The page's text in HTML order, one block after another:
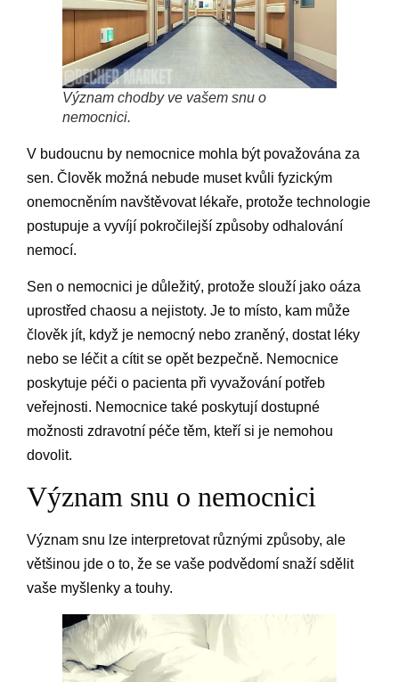
Význam chodby ve vašem snu o
nemocnici.
V budoucnu by nemocnice mohla být považována za
sen. Člověk možná nebude muset kvůli fyzickým
onemocněním navštěvovat lékaře, protože technologie
postupuje a vyvíjí pokročilejší způsoby odhalování
nemocí.
Sen o nemocnici je důležitý, protože slouží jako oáza
uprostřed chaosu a nejistoty. Je to místo, kam může
člověk jít, když je nemocný nebo zraněný, dostat léky
nebo se léčit a cítit se opět bezpečně. Nemocnice
poskytuje péči o pacienta při vyvažování potřeb
veřejnosti. Nemocnice také poskytují dostupné
možnosti zdravotní péče těm, kteří si je nemohou
dovolit.
Význam snu o nemocnici
Význam snu lze interpretovat různými způsoby, ale
většinou jde o to, že se vaše podvědomí snaží sdělit
vaše myšlenky a touhy.